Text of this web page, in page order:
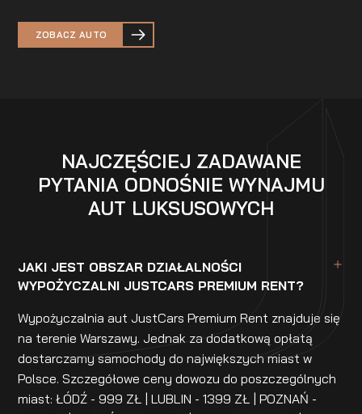
ZOBACZ AUTO
NAJCZĘŚCIEJ ZADAWANE
PYTANIA ODNOŚNIE WYNAJMU
AUT LUKSUSOWYCH
JAKI JEST OBSZAR DZIAŁALNOŚCI
WYPOŻYCZALNI JUSTCARS PREMIUM RENT?
Wypożyczalnia aut JustCars Premium Rent znajduje się
na terenie Warszawy. Jednak za dodatkową opłatą
dostarczamy samochody do największych miast w
Polsce. Szczegółowe ceny dowozu do poszczególnych
miast: ŁÓDŹ - 999 ZŁ | LUBLIN - 1399 ZŁ | POZNAŃ -